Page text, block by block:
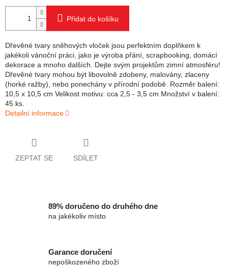
Přidat do košíku
Dřevěné tvary sněhových vloček jsou perfektním doplňkem k
jakékoli vánoční práci, jako je výroba přání, scrapbooking, domácí
dekorace a mnoho dalších. Dejte svým projektům zimní atmosféru!
Dřevěné tvary mohou být libovolně zdobeny, malovány, zlaceny
(horké ražby), nebo ponechány v přírodní podobě. Rozměr balení:
10,5 x 10,5 cm Velikost motivu: cca 2,5 - 3,5 cm Množství v balení:
45 ks.
Detailní informace
ZEPTAT SE SDÍLET
89% doručeno do druhého dne
na jakékoliv místo
Garance doručení
nepoškozeného zboží